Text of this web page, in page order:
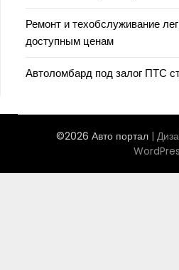
Ремонт и техобслуживание
доступным ценам
Автоломбард под залог ПТС
©2026 Авто портал |